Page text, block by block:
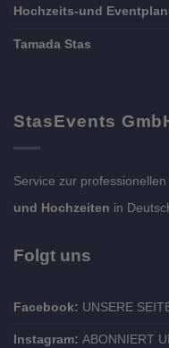
Hochzeits-und
Tamada Stas
StasEvents
Service zur
und Hochzeiten in
Folgt uns
Facebook: UNSERE
Instagram: ABONNIERT